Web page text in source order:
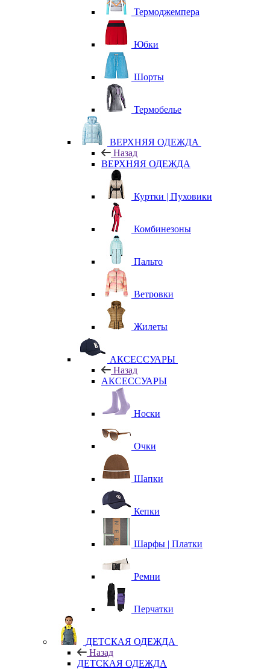
Термоджемпера
Юбки
Шорты
Термобелье
ВЕРХНЯЯ ОДЕЖДА
Назад
ВЕРХНЯЯ ОДЕЖДА
Куртки | Пуховики
Комбинезоны
Пальто
Ветровки
Жилеты
АКСЕССУАРЫ
Назад
АКСЕССУАРЫ
Носки
Очки
Шапки
Кепки
Шарфы | Платки
Ремни
Перчатки
ДЕТСКАЯ ОДЕЖДА
Назад
ДЕТСКАЯ ОДЕЖДА